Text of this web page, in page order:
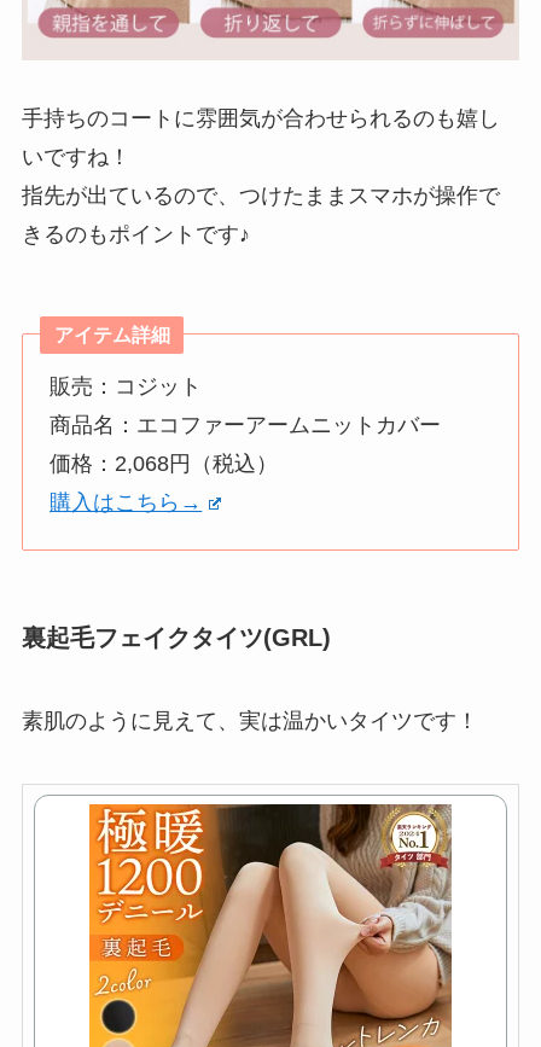
手持ちのコートに雰囲気が合わせられるのも嬉し
いですね！
指先が出ているので、つけたままスマホが操作で
きるのもポイントです♪
アイテム詳細
販売：コジット
商品名：エコファーアームニットカバー
価格：2,068円（税込）
購入はこちら→
裏起毛フェイクタイツ(GRL)
素肌のように見えて、実は温かいタイツです！